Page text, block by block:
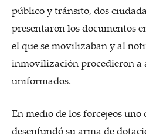
público y tránsito, dos
presentaron los documentos
el que se movilizaban y al
inmovilización procedieron a
uniformados.
En medio de los forcejeos uno
desenfundó su arma de